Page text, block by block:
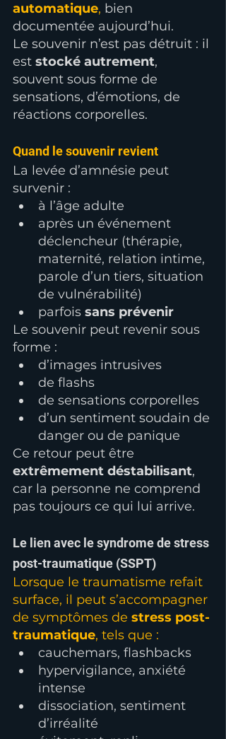
automatique, bien
documentée aujourd’hui.
Le souvenir n’est pas détruit : il
est stocké autrement,
souvent sous forme de
sensations, d’émotions, de
réactions corporelles.
Quand le souvenir revient
La levée d’amnésie peut
survenir :
à l’âge adulte
après un événement
déclencheur (thérapie,
maternité, relation intime,
parole d’un tiers, situation
de vulnérabilité)
parfois sans prévenir
Le souvenir peut revenir sous
forme :
d’images intrusives
de flashs
de sensations corporelles
d’un sentiment soudain de
danger ou de panique
Ce retour peut être
extrêmement déstabilisant,
car la personne ne comprend
pas toujours ce qui lui arrive.
Le lien avec le syndrome de stress
post-traumatique (SSPT)
Lorsque le traumatisme refait
surface, il peut s’accompagner
de symptômes de stress post-
traumatique, tels que :
cauchemars, flashbacks
hypervigilance, anxiété
intense
dissociation, sentiment
d’irréalité